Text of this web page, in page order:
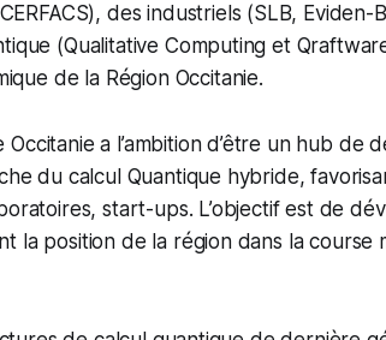
des industriels (SLB, Eviden-
(Qualitative Computing et
de la Région Occitanie.
Occitanie a l’ambition d’être un hub de
du calcul Quantique hybride,
start-ups. L’objectif est de
la position de la région dans la course